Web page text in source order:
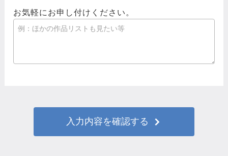
お気軽にお申し付けください。